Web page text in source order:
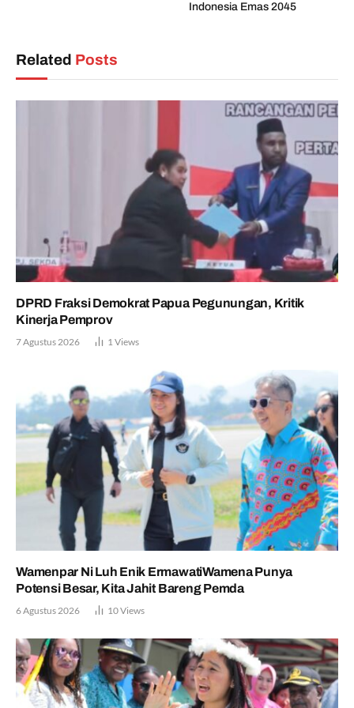
Indonesia Emas 2045
Related Posts
DPRD Fraksi Demokrat Papua Pegunungan, Kritik
Kinerja Pemprov
7 Agustus 2026 1 Views
Wamenpar Ni Luh Enik ErmawatiWamena Punya
Potensi Besar, Kita Jahit Bareng Pemda
6 Agustus 2026 10Views